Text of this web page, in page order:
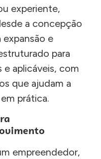
experiente,
a concepção
e
para
aplicáveis, com
que ajudam a
prática.
empreendedor,